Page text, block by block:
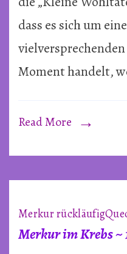
dass es sich um
Moment handelt,
Read More
Merkur rückläufig
Merkur im Krebs ~